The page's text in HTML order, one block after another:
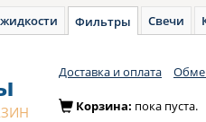
Фильтры Свечи
Доставка и оплата
Корзина: пока пуста.